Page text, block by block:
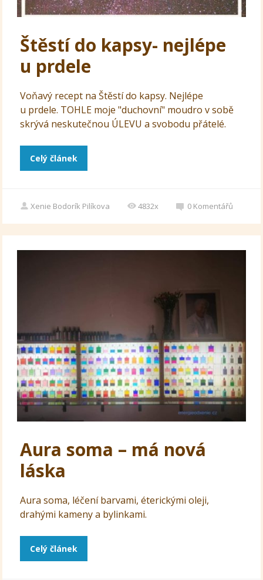
Štěstí do kapsy- nejlépe
u prdele
Voňavý recept na Štěstí do kapsy. Nejlépe
u prdele. TOHLE moje "duchovní" moudro v sobě
skrývá neskutečnou ÚLEVU a svobodu přátelé.
Celý článek
Xenie Bodorík Pilíkova 4832x 0 Komentářů
Aura soma – má nová
láska
Aura soma, léčení barvami, éterickými oleji,
drahými kameny a bylinkami.
Celý článek